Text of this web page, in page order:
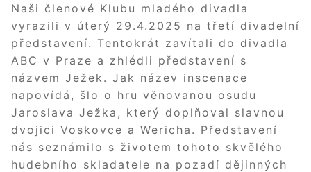
Naši členové Klubu mladého divadla
vyrazili v úterý 29.4.2025 na třetí divadelní
představení. Tentokrát zavítali do divadla
ABC v Praze a zhlédli představení s
názvem Ježek. Jak název inscenace
napovídá, šlo o hru věnovanou osudu
Jaroslava Ježka, který doplňoval slavnou
dvojici Voskovce a Wericha. Představení
nás seznámilo s životem tohoto skvělého
hudebního skladatele na pozadí dějinných